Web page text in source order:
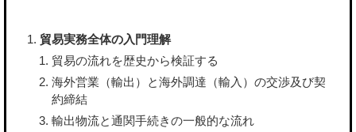
貿易実務全体の入門理解
貿易の流れを歴史から検証する
海外営業（輸出）と海外調達（輸入）の交渉及び契
約締結
輸出物流と通関手続きの一般的な流れ